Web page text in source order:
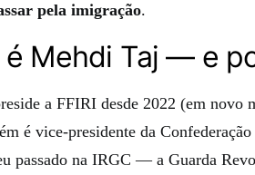
pela imigração.
é Mehdi Taj — e
a FFIRI desde 2022 (em novo
é vice-presidente da
passado na IRGC — a Guarda